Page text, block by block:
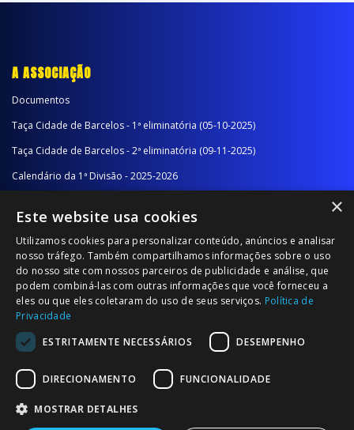
A ASSOCIAÇÃO
Documentos
Taça Cidade de Barcelos - 1ª eliminatória (05-10-2025)
Taça Cidade de Barcelos - 2ª eliminatória (09-11-2025)
Calendário da 1ª Divisão - 2025-2026
Calendário da 2ª Divisão - Série B - 2025-2026
Calendário da Época
NOTÍCIAS/COMUNICADOS
Notícias
Comunicados
×
Este website usa cookies
Utilizamos cookies para personalizar conteúdo, anúncios e analisar
nosso tráfego. Também compartilhamos informações sobre o uso
do nosso site com nossos parceiros de publicidade e análise, que
podem combiná-las com outras informações que você forneceu a
eles ou que eles coletaram do uso de seus serviços. Política de
Privacidade
ESTRITAMENTE NECESSÁRIOS
DESEMPENHO
DIRECIONAMENTO FUNCIONALIDADE
MOSTRAR DETALHES